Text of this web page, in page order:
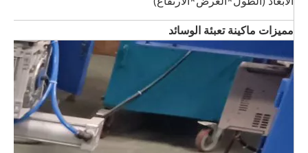
مميزات ماكينة تعبئة الوسائد